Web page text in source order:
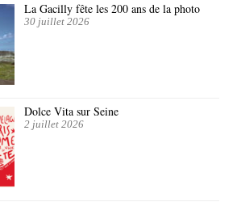
La Gacilly fête les 200 ans de la photo
30 juillet 2026
Dolce Vita sur Seine
2 juillet 2026